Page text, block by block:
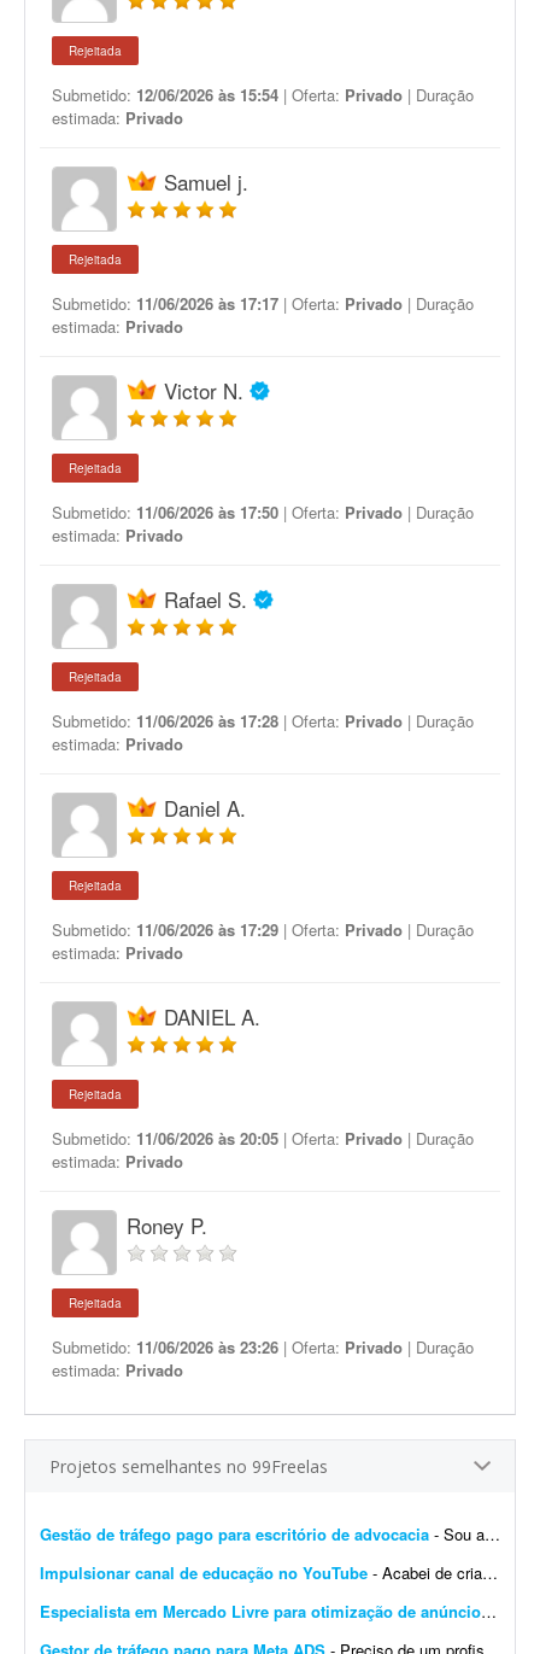
Rejeitada
Submetido: 12/06/2026 às 15:54 | Oferta: Privado | Duração
estimada: Privado
Samuel j.
Rejeitada
Submetido: 11/06/2026 às 17:17 | Oferta: Privado | Duração
estimada: Privado
Victor N.
Rejeitada
Submetido: 11/06/2026 às 17:50 | Oferta: Privado | Duração
estimada: Privado
Rafael S.
Rejeitada
Submetido: 11/06/2026 às 17:28 | Oferta: Privado | Duração
estimada: Privado
Daniel A.
Rejeitada
Submetido: 11/06/2026 às 17:29 | Oferta: Privado | Duração
estimada: Privado
DANIEL A.
Rejeitada
Submetido: 11/06/2026 às 20:05 | Oferta: Privado | Duração
estimada: Privado
Roney P.
Rejeitada
Submetido: 11/06/2026 às 23:26 | Oferta: Privado | Duração
estimada: Privado
Projetos semelhantes no 99Freelas
Gestão de tráfego pago para escritório de advocacia - Sou advogada e estou iniciando meu escritório. Procuro freelancer de tráfego pago, não agência, para começarmos pequeno e crescermos juntos conforme os resultados ...
Impulsionar canal de educação no YouTube - Acabei de criar um canal de educação no YouTube e preciso de ajuda para impulsionar o canal e os vídeos que serão publicados. O canal foi criado esta semana e possui 1 v...
Especialista em Mercado Livre para otimização de anúncios-